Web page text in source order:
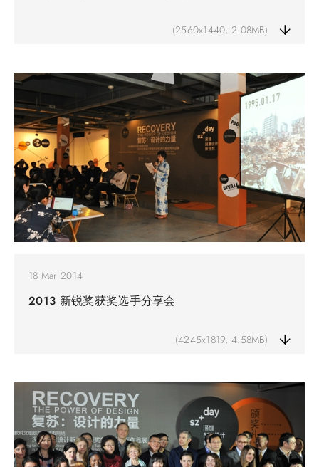
(2560x1440, 2.08MB)
18 Mar 2014
2013 新锐奖获奖选手分享会
(4245x1819, 4.58MB)